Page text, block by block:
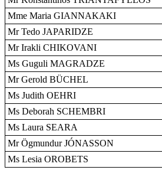
Mme Maria GIANNAKAKI
Mr Tedo JAPARIDZE
Mr Irakli CHIKOVANI
Ms Guguli MAGRADZE
Mr Gerold BÜCHEL
Ms Judith OEHRI
Ms Deborah SCHEMBRI
Ms Laura SEARA
Mr Ögmundur JÓNASSON
Ms Lesia OROBETS